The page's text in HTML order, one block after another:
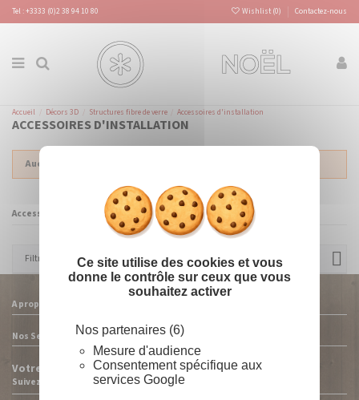
Panneau de gestion des cookies
Ce site utilise des cookies et vous
donne le contrôle sur ceux que vous
souhaitez activer
Nos partenaires (6)
Mesure d'audience
Consentement spécifique aux
services Google
Tel : +3333 (0)2 38 94 10 80 Wishlist (0) Contactez-nous
Accueil Décors 3D Structures fibre de verre Accessoires d'installation
ACCESSOIRES D'INSTALLATION
Aucun produit
Accessoires d'installation
Filtre
A propos
Nos Services
Votre compte
Suivez-nous